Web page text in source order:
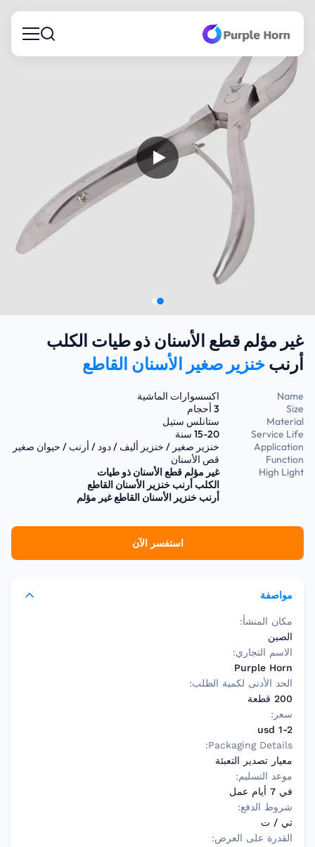
غير مؤلم قطع الأسنان ذو طيات الكلب
أرنب خنزير صغير الأسنان القاطع
Name
اكسسوارات الماشية
Size
3 أحجام
Material
ستانلس ستيل
Service Life
15-20 سنة
Application
خنزير صغير / خنزير أليف / دود / أرنب / حيوان صغير
Function
قص الأسنان
High Light
غير مؤلم قطع الأسنان ذو طيات
الكلب أرنب خنزير الأسنان القاطع
أرنب خنزير الأسنان القاطع غير مؤلم
استفسر الآن
مواصفة
مكان المنشأ:
الصين
الاسم التجاري:
Purple Horn
الحد الأدنى لكمية الطلب:
200 قطعة
سعر:
1-2 usd
Packaging Details:
معيار تصدير التعبئة
موعد التسليم:
في 7 أيام عمل
شروط الدفع:
تي / ت
القدرة على العرض: